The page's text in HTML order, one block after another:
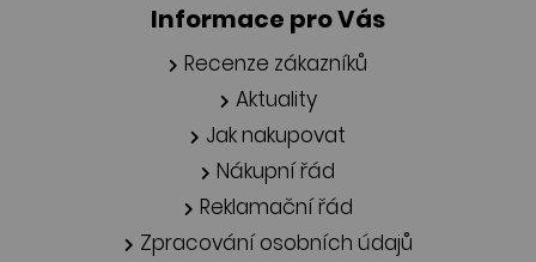
Informace pro Vás
Recenze zákazníků
Aktuality
Jak nakupovat
Nákupní řád
Reklamační řád
Zpracování osobních údajů